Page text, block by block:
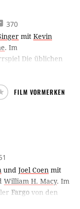
370
mit Kevin
. Im
Die üblichen
zu einem Job
Thriller beinhaltet
der
FILM VORMERKEN
und Joel Coen mit
William H. Macy. Im
Fargo von den